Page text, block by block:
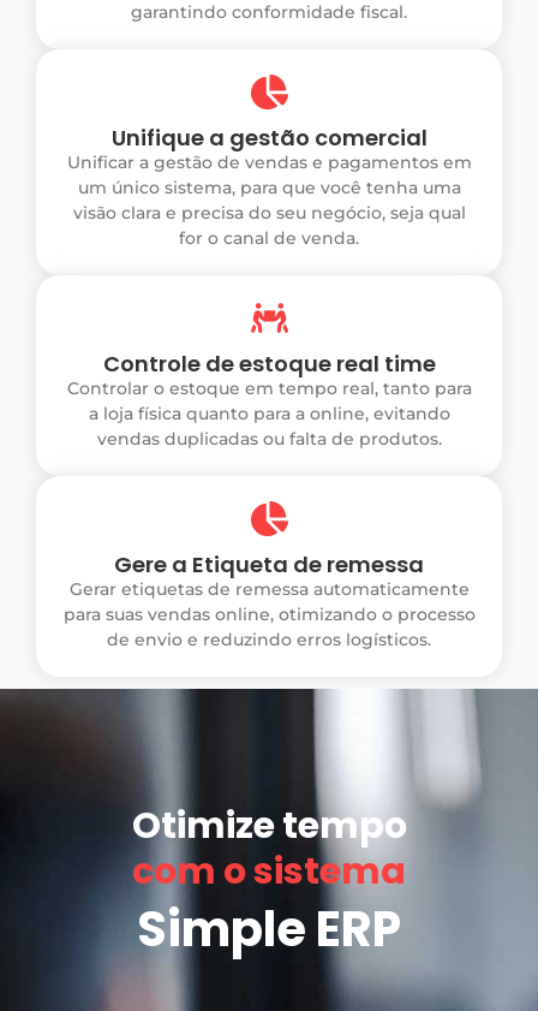
garantindo conformidade fiscal.
Unifique a gestão comercial
Unificar a gestão de vendas e pagamentos em
um único sistema, para que você tenha uma
visão clara e precisa do seu negócio, seja qual
for o canal de venda.
Controle de estoque real time
Controlar o estoque em tempo real, tanto para
a loja física quanto para a online, evitando
vendas duplicadas ou falta de produtos.
Gere a Etiqueta de remessa
Gerar etiquetas de remessa automaticamente
para suas vendas online, otimizando o processo
de envio e reduzindo erros logísticos.
Otimize tempo
com o sistema
Simple ERP